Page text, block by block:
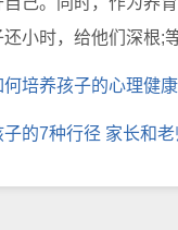
小时，给他们深根;
何培养孩子的心理健康
子的7种行径 家长和